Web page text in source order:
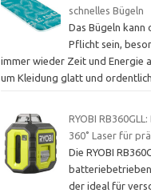
schnelles Bügeln
Das Bügeln kann
Pflicht sein,
immer wieder Zeit und Energie
um Kleidung glatt und
RYOBI
360˚ Laser für
Die RYOBI
der ideal für